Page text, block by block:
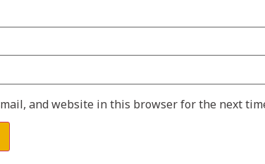
and website in this browser for the next